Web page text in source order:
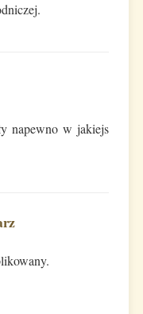
napewno w jakiejs